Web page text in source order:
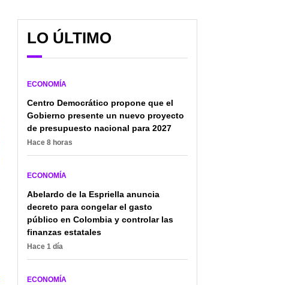
Pensión Bienestar:
¿Dónde recoger la
tarjeta si no la recibiste
LO ÚLTIMO
ECONOMÍA
Centro Democrático propone que el
Gobierno presente un nuevo proyecto
de presupuesto nacional para 2027
Hace 8 horas
ECONOMÍA
Abelardo de la Espriella anuncia
decreto para congelar el gasto
público en Colombia y controlar las
finanzas estatales
Hace 1 día
ECONOMÍA